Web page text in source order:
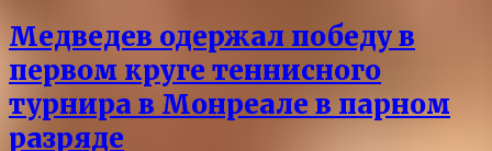
Медведев одержал победу в
первом круге теннисного
турнира в Монреале в парном
разряде